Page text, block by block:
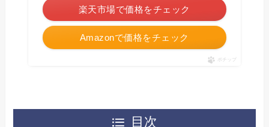
Amazonで価格をチェック
楽天市場で価格をチェック
ポチップ
目次